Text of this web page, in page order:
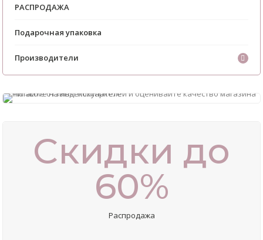
РАСПРОДАЖА
Подарочная упаковка
Производители
Скидки до
60%
Распродажа